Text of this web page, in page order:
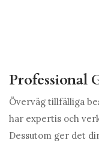
Professional
Överväg tillfälliga
har expertis och
Dessutom ger det